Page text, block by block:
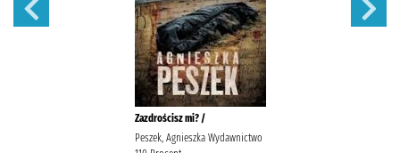
Zazdrościsz mi? /
Peszek, Agnieszka Wydawnictwo